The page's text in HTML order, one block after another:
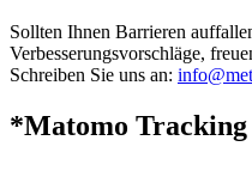
Sollten Ihnen Barrieren
Verbesserungsvorschläge,
Schreiben Sie uns an:
*Matomo